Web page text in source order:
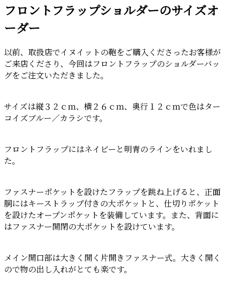
日:
フロントフラップショルダーのサイズオ
ーダー
以前、取扱店でイヌイットの鞄をご購入くださったお客様が
ご来店くださり、今回はフロントフラップのショルダーバッ
グをご注文いただきました。
サイズは縦３２ｃｍ、横２６ｃｍ、奥行１２ｃｍで色はター
コイズブルー／カラシです。
フロントフラップにはネイビーと明青のラインをいれまし
た。
ファスナーポケットを設けたフラップを跳ね上げると、正面
胴にはキーストラップ付きの大ポケットと、仕切りポケット
を設けたオープンポケットを装備しています。また、背面に
はファスナー開閉の大ポケットを設けています。
メイン開口部は大きく開く片開きファスナー式。大きく開く
ので物の出し入れがとても楽です。